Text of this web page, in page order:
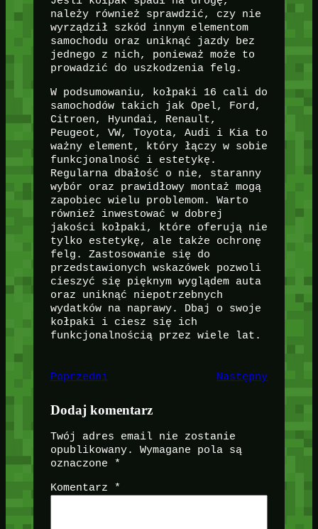
należy również sprawdzić, czy nie
wyrządził szkód innym elementom
samochodu oraz uniknąć jazdy bez
jednego z nich, ponieważ może to
prowadzić do uszkodzenia felg.
W podsumowaniu, kołpaki 16 cali do
samochodów takich jak Opel, Ford,
Citroen, Hyundai, Renault,
Peugeot, VW, Toyota, Audi i Kia to
ważny element, który łączy w sobie
funkcjonalność i estetykę.
Regularna dbałość o nie, staranny
wybór oraz prawidłowy montaż mogą
zapobiec wielu problemom. Warto
również inwestować w dobrej
jakości kołpaki, które oferują nie
tylko estetykę, ale także ochronę
felg. Zastosowanie się do
przedstawionych wskazówek pozwoli
cieszyć się pięknym wyglądem auta
oraz uniknąć niepotrzebnych
wydatków na naprawy. Dbaj o swoje
kołpaki i ciesz się ich
funkcjonalnością przez wiele lat.
Poprzedni Następny
Dodaj komentarz
Twój adres email nie zostanie
opublikowany.
Wymagane pola są
oznaczone
*
Komentarz *